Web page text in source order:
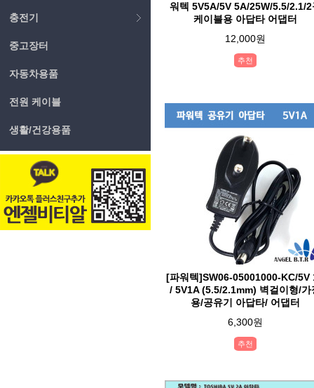
충전기
중고장터
자동차용품
전원 케이블
생활/건강용품
워텍 5V5A/5V 5A/25W/5.5/2.1/2
케이블용 아답타 어댑터
12,000원
추천
[파워텍]SW06-05001000-KC/5V
/ 5V1A (5.5/2.1mm) 벽걸이형/가
용/공유기 아답타/ 어댑터
6,300원
추천